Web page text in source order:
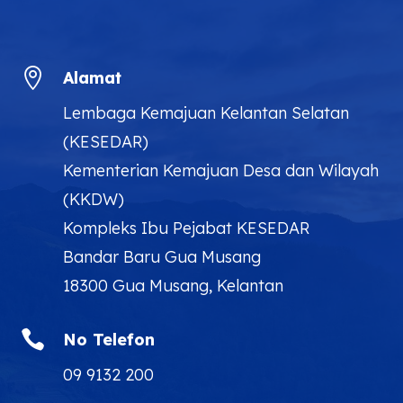

Alamat
Lembaga Kemajuan Kelantan Selatan
(KESEDAR)
Kementerian Kemajuan Desa dan Wilayah
(KKDW)
Kompleks Ibu Pejabat KESEDAR
Bandar Baru Gua Musang
18300 Gua Musang, Kelantan

No Telefon
09 9132 200